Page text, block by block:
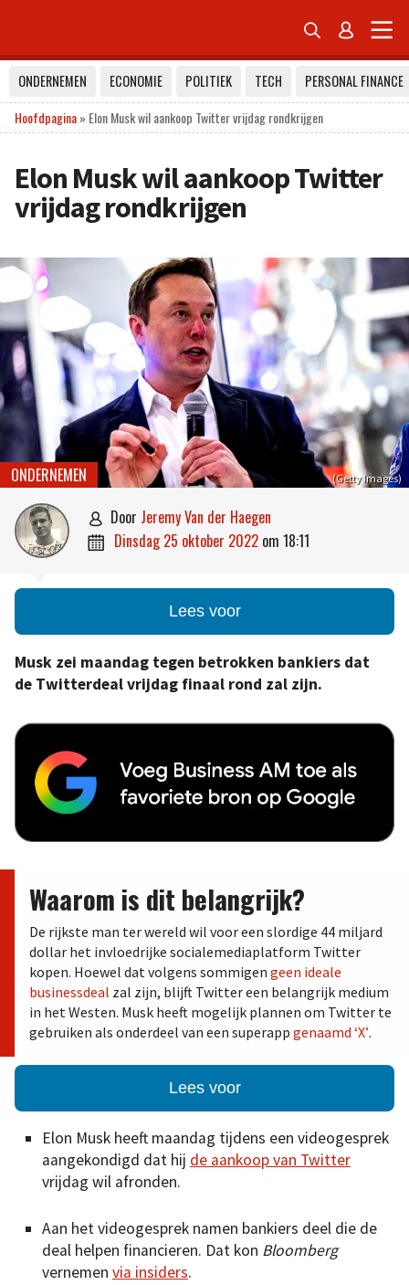
 
ONDERNEMEN ECONOMIE POLITIEK TECH
PERSONAL FINANCE
Hoofdpagina» Elon Musk wil aankoop Twitter vrijdag rondkrijgen
Elon Musk wil aankoop Twitter
vrijdag rondkrijgen
(Getty Images)
ONDERNEMEN
 door Jeremy Van der Haegen
 dinsdag 25 oktober 2022 om 18:11
Lees voor
Musk zei maandag tegen betrokken bankiers dat
de Twitterdeal vrijdag finaal rond zal zijn.
Waarom is dit belangrijk?
De rijkste man ter wereld wil voor een slordige 44 miljard
dollar het invloedrijke socialemediaplatform Twitter
kopen. Hoewel dat volgens sommigen geen ideale
businessdeal zal zijn, blijft Twitter een belangrijk medium
in het Westen. Musk heeft mogelijk plannen om Twitter te
gebruiken als onderdeel van een superapp genaamd ‘X’.
Lees voor
Elon Musk heeft maandag tijdens een videogesprek
aangekondigd dat hij de aankoop van Twitter
vrijdag wil afronden.
Aan het videogesprek namen bankiers deel die de
deal helpen financieren. Dat kon Bloomberg
vernemen via insiders.